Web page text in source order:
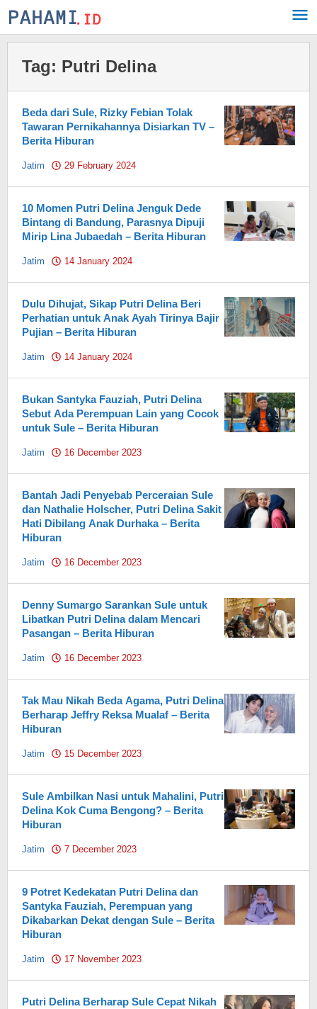
Skip
to
Tag: Putri Delina
Beda dari Sule, Rizky Febian Tolak
Tawaran Pernikahannya Disiarkan TV –
Berita Hiburan
Jatim 29 February 2024
10 Momen Putri Delina Jenguk Dede
Bintang di Bandung, Parasnya Dipuji
Mirip Lina Jubaedah – Berita Hiburan
Jatim 14 January 2024
Dulu Dihujat, Sikap Putri Delina Beri
Perhatian untuk Anak Ayah Tirinya Bajir
Pujian – Berita Hiburan
Jatim 14 January 2024
Bukan Santyka Fauziah, Putri Delina
Sebut Ada Perempuan Lain yang Cocok
untuk Sule – Berita Hiburan
Jatim 16 December 2023
Bantah Jadi Penyebab Perceraian Sule
dan Nathalie Holscher, Putri Delina Sakit
Hati Dibilang Anak Durhaka – Berita
Hiburan
Jatim 16 December 2023
Denny Sumargo Sarankan Sule untuk
Libatkan Putri Delina dalam Mencari
Pasangan – Berita Hiburan
Jatim 16 December 2023
Tak Mau Nikah Beda Agama, Putri Delina
Berharap Jeffry Reksa Mualaf – Berita
Hiburan
Jatim 15 December 2023
Sule Ambilkan Nasi untuk Mahalini, Putri
Delina Kok Cuma Bengong? – Berita
Hiburan
Jatim 7 December 2023
9 Potret Kedekatan Putri Delina dan
Santyka Fauziah, Perempuan yang
Dikabarkan Dekat dengan Sule – Berita
Hiburan
Jatim 17 November 2023
Putri Delina Berharap Sule Cepat Nikah